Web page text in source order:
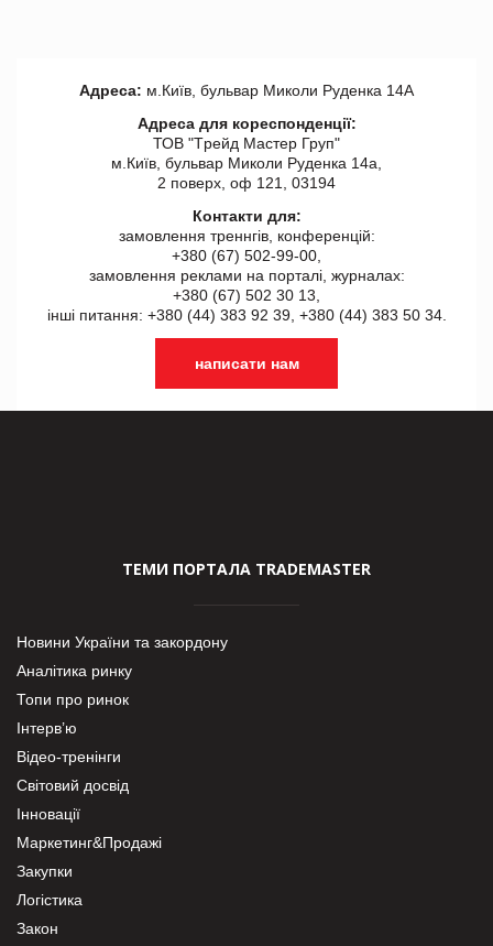
Адреса: м.Київ, бульвар Миколи Руденка 14А
Адреса для кореспонденції:
ТОВ "Tрейд Мастер Груп"
м.Київ, бульвар Миколи Руденка 14а,
2 поверх, оф 121, 03194
Контакти для:
замовлення треннгів, конференцій:
+380 (67) 502-99-00,
замовлення реклами на порталі, журналах:
+380 (67) 502 30 13,
інші питання: +380 (44) 383 92 39, +380 (44) 383 50 34.
написати нам
ТЕМИ ПОРТАЛА TRADEMASTER
Новини України та закордону
Аналітика ринку
Топи про ринок
Інтерв’ю
Відео-тренінги
Світовий досвід
Інновації
Маркетинг&Продажі
Закупки
Логістика
Закон